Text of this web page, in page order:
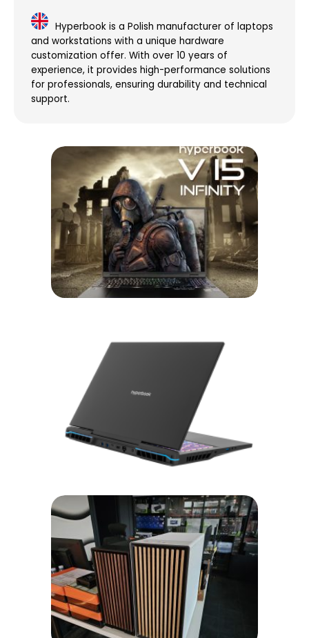
Hyperbook is a Polish manufacturer of laptops
and workstations with a unique hardware
customization offer. With over 10 years of
experience, it provides high-performance solutions
for professionals, ensuring durability and technical
support.